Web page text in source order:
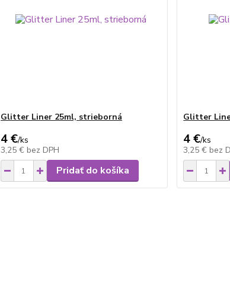
Glitter Liner 25ml, strieborná
4 €/ks
3,25 € bez DPH
Pridať do košíka
Glitter
4 €/ks
3,25 € bez